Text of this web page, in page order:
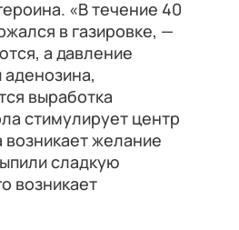
«В течение 40
в газировке, —
а давление
выработка
стимулирует центр
возникает желание
сладкую
возникает